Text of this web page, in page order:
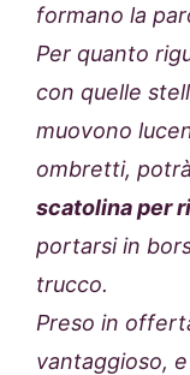
formano la
Per quanto
con quelle
muovono
ombretti,
scatolina per
portarsi in
trucco.
Preso in
vantaggioso,